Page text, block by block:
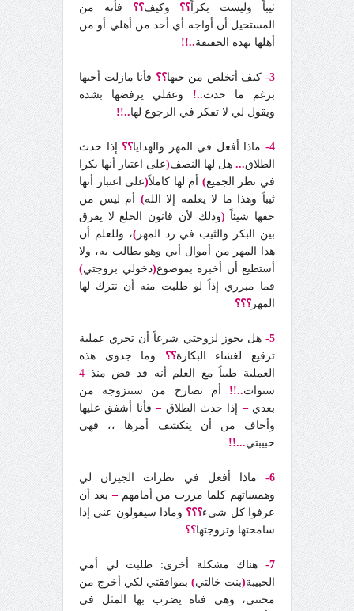
ثيباً وليست بكراً ؟؟ وكيف؟؟ فأنه من
المستحيل أن أواجه أي أحد من أهلي أو من
أهلها بهذه الحقيقة..!!
3- كيف أتخلص من حبها؟؟ فأنا مازلت أحبها
برغم ما حدث..! وعقلي يرفضها بشدة
ويقول لي لا تفكر في الرجوع لها..!!
4- ماذا أفعل في المهر والهدايا؟؟ إذا حدث
الطلاق... هل لها النصف(على اعتبار أنها بكرا
في نظر الجميع) أم لها كاملاً(على اعتبار أنها
ثيباً وهذا ما لا يعلمه إلا الله) أم ليس من
حقها شيئاً (وذلك لأن قانون الخلع لا يفرق
بين البكر والثيب في رد المهر)، وللعلم أن
هذا المهر من أموال أبي وهو يطالب به، ولا
أستطيع أن أخبره بموضوع(دخولي بزوجتي)
فما مبرري إذاً لو طلبت منه أن نترك لها
المهر ؟؟؟
5-
هل يجوز لزوجتي شرعاً أن تجري عملية
ترقيع لغشاء البكارة؟؟ وما جدوى هذه
العملية طبياً مع العلم أنه قد فض منذ 4
سنوات..!! أم تصارح من ستتزوجه من
بعدي– إذا حدث الطلاق –فأنا أشفق عليها
وأخاف من أن ينكشف أمرها ،، فهي
حبيبتي...!!
6-
ماذا أفعل في نظرات الجيران لي
وهمساتهم كلما مررت من أمامهم– بعد أن
عرفوا كل شيء؟؟؟ وماذا سيقولون عني إذا
سامحتها وتزوجتها؟؟
7-
هناك مشكلة أخرى: طلبت لي أمي
الحبيبة(بنت خالتي) بموافقتي لكي أخرج من
محنتي، وهى فتاة يضرب بها المثل في